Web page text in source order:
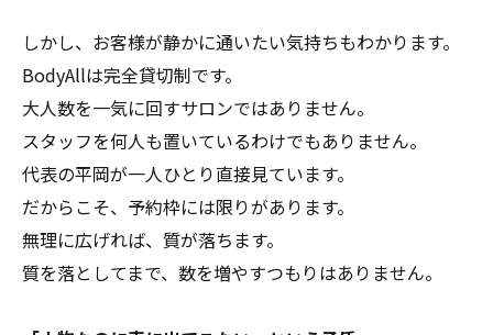
しかし、お客様が静かに通いたい気持ちもわかります。
BodyAllは完全貸切制です。
大人数を一気に回すサロンではありません。
スタッフを何人も置いているわけでもありません。
代表の平岡が一人ひとり直接見ています。
だからこそ、予約枠には限りがあります。
無理に広げれば、質が落ちます。
質を落としてまで、数を増やすつもりはありません。